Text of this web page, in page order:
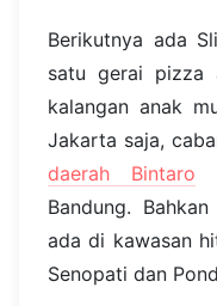
Berikutnya ada
satu gerai pizza
kalangan anak
Jakarta saja,
daerah Bintaro
Bandung.
ada di kawasan
Senopati dan